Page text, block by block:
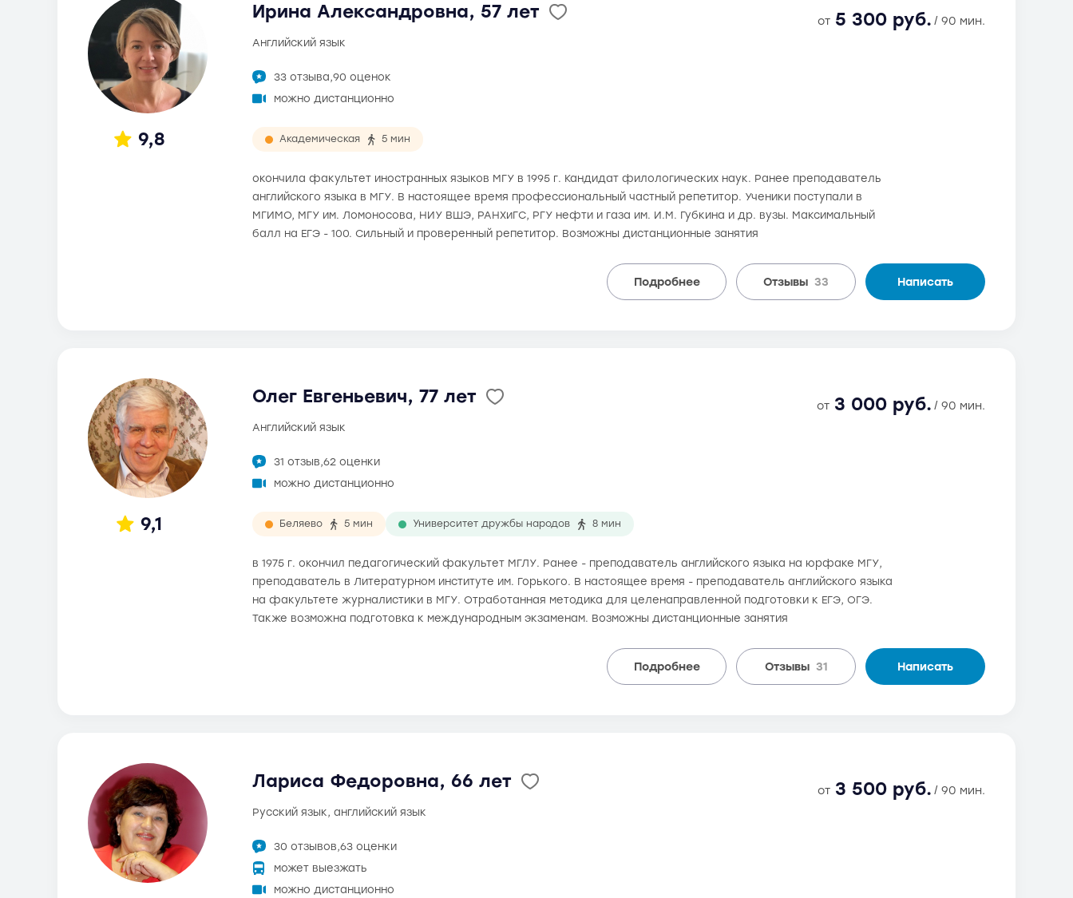
9,8
Ирина Александровна, 57 лет от 5 300 руб. / 90 мин.
английский язык
33 отзыва,90 оценок
можно дистанционно
Академическая 5 мин
окончила факультет иностранных языков МГУ в 1995 г. Кандидат филологических наук. Ранее преподаватель
английского языка в МГУ. В настоящее время профессиональный частный репетитор. Ученики поступали в
МГИМО, МГУ им. Ломоносова, НИУ ВШЭ, РАНХиГС, РГУ нефти и газа им. И.М. Губкина и др. вузы. Максимальный
балл на ЕГЭ - 100. Сильный и проверенный репетитор. Возможны дистанционные занятия
Подробнее Отзывы 33 Написать
9,1
Олег Евгеньевич, 77 лет от 3 000 руб. / 90 мин.
английский язык
31 отзыв,62 оценки
можно дистанционно
Беляево 5 мин Университет дружбы народов 8 мин
в 1975 г. окончил педагогический факультет МГЛУ. Ранее - преподаватель английского языка на юрфаке МГУ,
преподаватель в Литературном институте им. Горького. В настоящее время - преподаватель английского языка
на факультете журналистики в МГУ. Отработанная методика для целенаправленной подготовки к ЕГЭ, ОГЭ.
Также возможна подготовка к международным экзаменам. Возможны дистанционные занятия
Подробнее Отзывы 31 Написать
Лариса Федоровна, 66 лет от 3 500 руб. / 90 мин.
русский язык, английский язык
30 отзывов,63 оценки
может выезжать
можно дистанционно